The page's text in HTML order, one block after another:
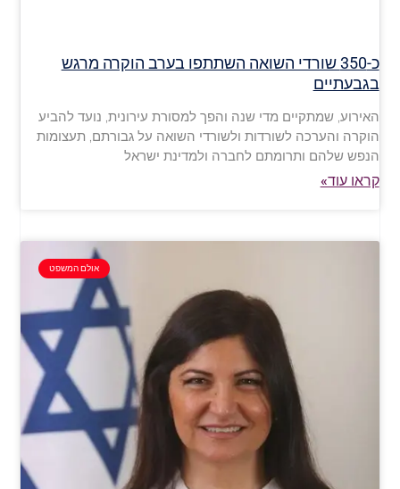
כ-350 שורדי השואה השתתפו בערב הוקרה מרגש
בגבעתיים
האירוע, שמתקיים מדי שנה והפך למסורת עירונית, נועד להביע
הוקרה והערכה לשורדות ולשורדי השואה על גבורתם, תעצומות
הנפש שלהם ותרומתם לחברה ולמדינת ישראל
קראו עוד»
אולם המשפט